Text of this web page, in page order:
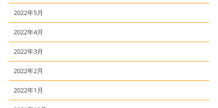
2022年5月
2022年4月
2022年3月
2022年2月
2022年1月